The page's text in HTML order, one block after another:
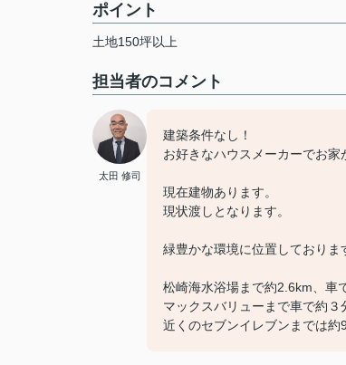
ポイント
土地150坪以上
担当者のコメント
太田 修司
建築条件なし！
お好きなハウスメーカーでお家
現在建物あります。
現状渡しとなります。
緑豊かな環境に位置しておりま
松崎海水浴場まで約2.6km、車
マックスバリューまで車で約３
近くのセブンイレブンまでは約